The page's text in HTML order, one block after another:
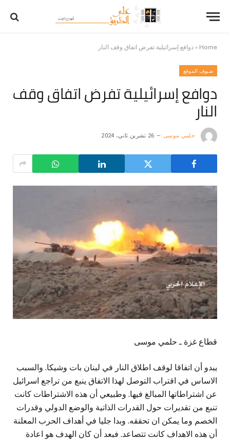
Home
» دوافع إسرائيلية تفرض اتفاق وقف النار
ضيوف الموقع
دوافع إسرائيلية تفرض اتفاق وقف
النار
حلمي موسى 26 تشرين ثاني، 2024
قطاع غزة ـ حلمي موسى
يبدو أن اتفاقا لوقف اطلاق النار في لبنان بات وشيكا. والسبب
الاساس في اقتراب التوصل لهذا الاتفاق ينبع من تراجع اسرائيل
عن اشتراطاتها المبالغ فيها. وطبيعي أن هذه الاشتراطات كانت
تنبع من تقديرات حول القدرات الذاتية والوضع الدولي وقدرات
الخصم وما يمكن ان تحققه. وبدا جليا في أهداف الحرب المعلنة
أن هذه الاهداف كانت تتصاعد. فبعد أن كان الهدف هو اعادة